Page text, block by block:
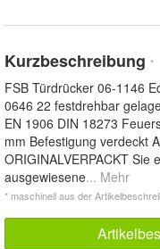
Kurzbeschreibung *
FSB Türdrücker 06-1146
0646 22 festdrehbar
EN 1906 DIN 18273
mm Befestigung verdeckt
ORIGINALVERPACKT Sie
ausgewiesene... Mehr
* maschinell aus der